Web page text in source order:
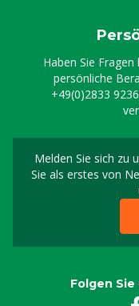
Haben Sie
persönliche
+49(0)2833
Melden Sie sich zu
Sie als erstes von
Folgen